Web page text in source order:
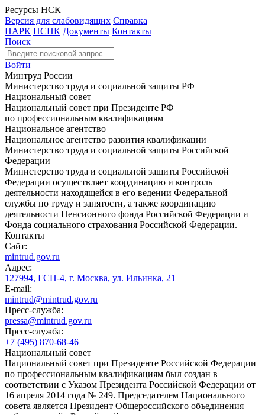
Ресурсы НСК
Версия для слабовидящих Справка
НАРК НСПК Документы Контакты
Поиск
Войти
Минтруд России
Министерство труда и социальной защиты РФ
Национальный совет
Национальный совет при Президенте РФ
по профессиональным квалификациям
Национальное агентство
Национальное агентство развития квалификации
Министерство труда и социальной защиты Российской
Федерации
Министерство труда и социальной защиты Российской
Федерации осуществляет координацию и контроль
деятельности находящейся в его ведении Федеральной
службы по труду и занятости, а также координацию
деятельности Пенсионного фонда Российской Федерации и
Фонда социального страхования Российской Федерации.
Контакты
Сайт:
mintrud.gov.ru
Адрес:
127994, ГСП-4, г. Москва, ул. Ильинка, 21
E-mail:
mintrud@mintrud.gov.ru
Пресс-служба:
pressa@mintrud.gov.ru
Пресс-служба:
+7 (495) 870-68-46
Национальный совет
Национальный совет при Президенте Российской Федерации
по профессиональным квалификациям был создан в
соответствии с Указом Президента Российской Федерации от
16 апреля 2014 года № 249. Председателем Национального
совета является Президент Общероссийского объединения